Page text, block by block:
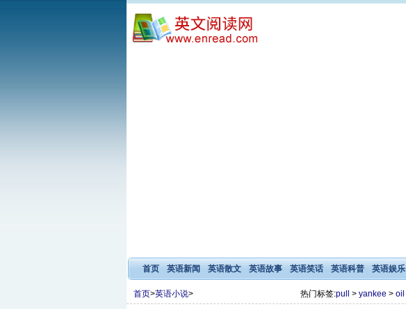
首页 英语新闻 英语散文 英语故事 英语笑话 英语科普 英语娱乐
首页>英语小说> 热门标签:pull > yankee > oil